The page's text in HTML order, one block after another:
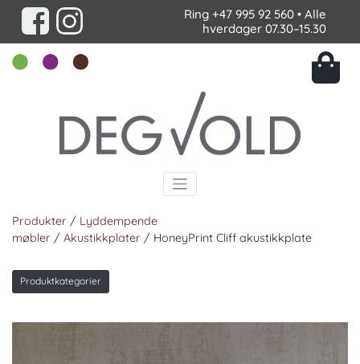
Ring +47 995 92 560 • Alle
hverdager 07.30–15.30
Produkter / Lyddempende
møbler / Akustikkplater / HoneyPrint Cliff akustikkplate
Produktkategorier